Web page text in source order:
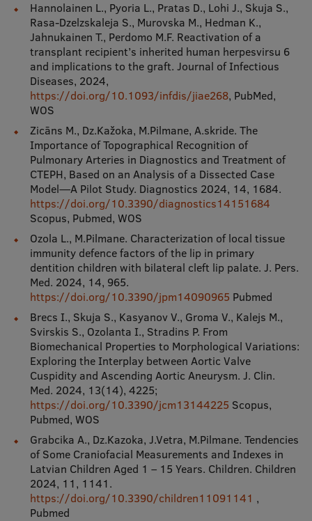
Hannolainen L., Pyoria L., Pratas D., Lohi J., Skuja S.,
Rasa-Dzelzskaleja S., Murovska M., Hedman K.,
Jahnukainen T., Perdomo M.F. Reactivation of a
transplant recipient’s inherited human herpesvirsu 6
and implications to the graft. Journal of Infectious
Diseases, 2024,
https://doi.org/10.1093/infdis/jiae268, PubMed,
WOS
Zicāns M., Dz.Kažoka, M.Pilmane, A.skride. The
Importance of Topographical Recognition of
Pulmonary Arteries in Diagnostics and Treatment of
CTEPH, Based on an Analysis of a Dissected Case
Model—A Pilot Study. Diagnostics 2024, 14, 1684.
https://doi.org/10.3390/diagnostics14151684
Scopus, Pubmed, WOS
Ozola L., M.Pilmane. Characterization of local tissue
immunity defence factors of the lip in primary
dentition children with bilateral cleft lip palate. J. Pers.
Med. 2024, 14, 965.
https://doi.org/10.3390/jpm14090965 Pubmed
Brecs I., Skuja S., Kasyanov V., Groma V., Kalejs M.,
Svirskis S., Ozolanta I., Stradins P. From
Biomechanical Properties to Morphological Variations:
Exploring the Interplay between Aortic Valve
Cuspidity and Ascending Aortic Aneurysm. J. Clin.
Med. 2024, 13(14), 4225;
https://doi.org/10.3390/jcm13144225 Scopus,
Pubmed, WOS
Grabcika A., Dz.Kazoka, J.Vetra, M.Pilmane. Tendencies
of Some Craniofacial Measurements and Indexes in
Latvian Children Aged 1 – 15 Years. Children. Children
2024, 11, 1141.
https://doi.org/10.3390/children11091141 ,
Pubmed